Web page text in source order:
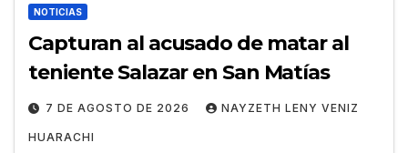
NOTICIAS
Capturan al acusado de matar al
teniente Salazar en San Matías
7 DE AGOSTO DE 2026 NAYZETH LENY VENIZ
HUARACHI